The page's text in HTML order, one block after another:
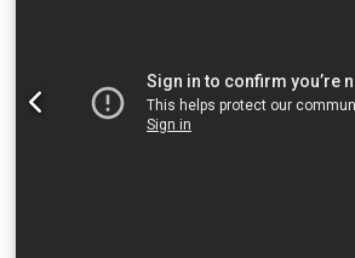
[°]: 45 - Dimensiones para el transporte:
mm x 1180 mm (largo x ancho x alto) -
transporte [kg]: 566 kg - Unidades de